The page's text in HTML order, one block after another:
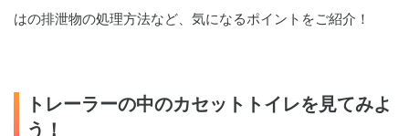
はの排泄物の処理方法など、気になるポイントをご紹介！
トレーラーの中のカセットトイレを見てみよ
う！